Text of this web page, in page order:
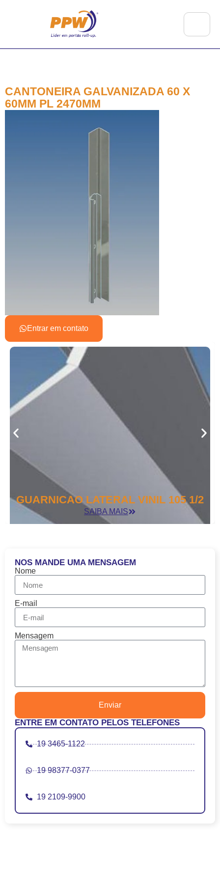
CANTONEIRA GALVANIZADA 60 X
60MM PL 2470MM
Entrar em contato
GUARNICAO LATERAL VINIL 105 1/2
SAIBA MAIS
NOS MANDE UMA MENSAGEM
Nome
E-mail
Mensagem
Enviar
ENTRE EM CONTATO PELOS TELEFONES
19 3465-1122
19 98377-0377
19 2109-9900